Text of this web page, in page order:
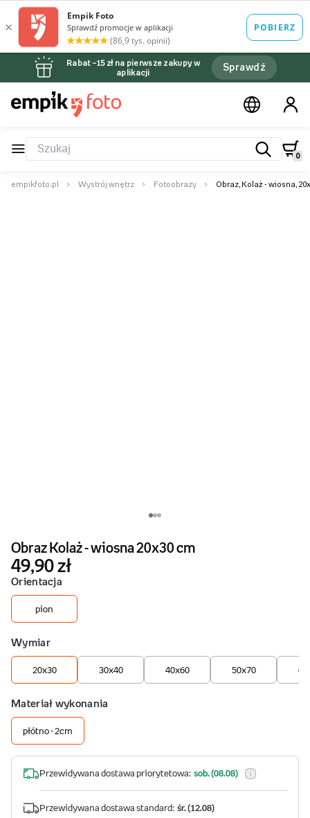
Rabat –15 zł na pierwsze zakupy w
aplikacji
Sprawdź
0
empikfoto.pl Wystrój wnętrz Fotoobrazy Obraz, Kolaż - wiosna,